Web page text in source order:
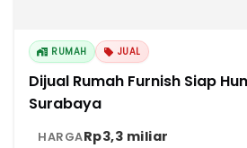
RUMAH JUAL
Dijual Rumah Furnish Siap
Surabaya
HARGARp3,3 miliar